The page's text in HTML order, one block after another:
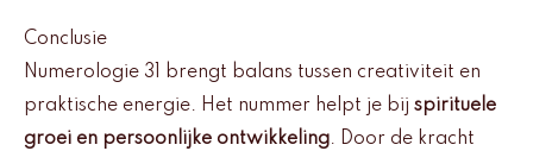
Conclusie
Numerologie 31 brengt balans tussen creativiteit en
praktische energie. Het nummer helpt je bij spirituele
groei en persoonlijke ontwikkeling. Door de kracht